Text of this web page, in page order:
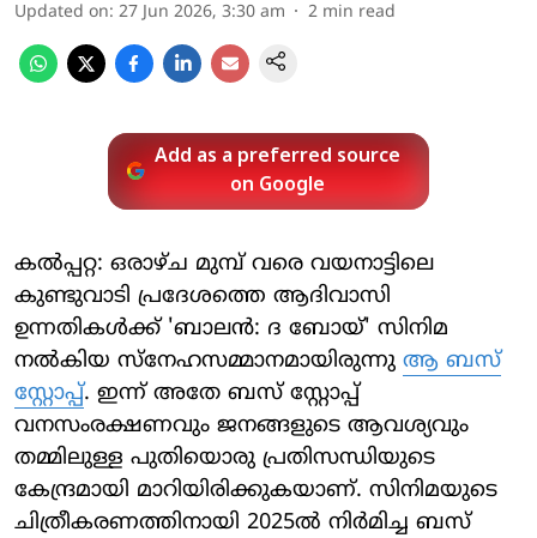
Updated on: 27 Jun 2026, 3:30 am 2 min read
Add as a preferred source
on Google
കൽപ്പറ്റ: ഒരാഴ്ച മുമ്പ് വരെ വയനാട്ടിലെ
കുണ്ടുവാടി പ്രദേശത്തെ ആദിവാസി
ഉന്നതികൾക്ക് 'ബാലൻ: ദ ബോയ്' സിനിമ
നൽകിയ സ്നേഹസമ്മാനമായിരുന്നു ആ ബസ്
സ്റ്റോപ്പ്. ഇന്ന് അതേ ബസ് സ്റ്റോപ്പ്
വനസംരക്ഷണവും ജനങ്ങളുടെ ആവശ്യവും
തമ്മിലുള്ള പുതിയൊരു പ്രതിസന്ധിയുടെ
കേന്ദ്രമായി മാറിയിരിക്കുകയാണ്. സിനിമയുടെ
ചിത്രീകരണത്തിനായി 2025ൽ നിർമിച്ച ബസ്